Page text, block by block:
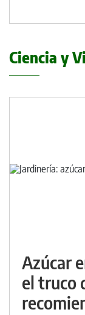
Ciencia y
Azúcar
el truco